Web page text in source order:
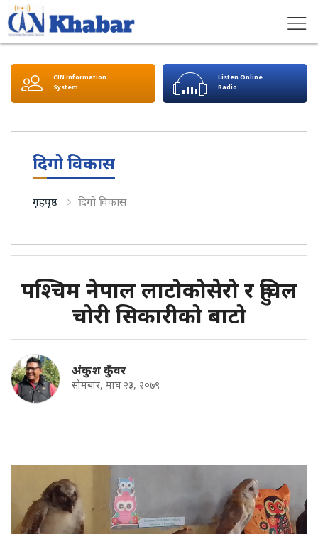
CIN Information
System
Listen Online
Radio
दिगो विकास
गृहपृष्ठ दिगो विकास
पश्चिम नेपाल लाटोकोसेरो र हुचिल
चोरी सिकारीको बाटो
अंकुश कुँवर
सोमबार, माघ २३, २०७९